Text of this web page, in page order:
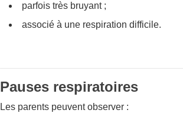
parfois très bruyant ;
associé à une respiration difficile.
Pauses respiratoires
Les parents peuvent observer :